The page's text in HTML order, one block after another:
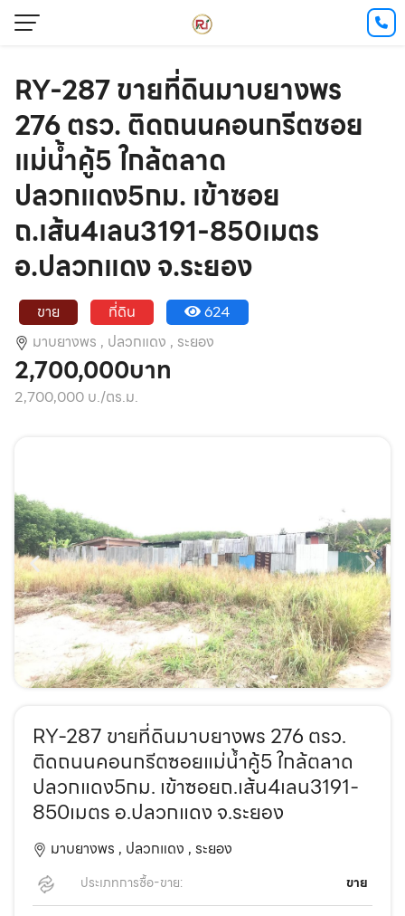
RY-287 ขายที่ดินมาบยางพร
276 ตรว. ติดถนนคอนกรีตซอย
แม่น้ำคู้5 ใกล้ตลาด
ปลวกแดง5กม. เข้าซอย
ถ.เส้น4เลน3191-850เมตร
อ.ปลวกแดง จ.ระยอง
ขาย ที่ดิน
624
มาบยางพร , ปลวกแดง , ระยอง
2,700,000บาท
2,700,000 บ./ตร.ม.
RY-287 ขายที่ดินมาบยางพร 276 ตรว.
ติดถนนคอนกรีตซอยแม่น้ำคู้5 ใกล้ตลาด
ปลวกแดง5กม. เข้าซอยถ.เส้น4เลน3191-
850เมตร อ.ปลวกแดง จ.ระยอง
มาบยางพร , ปลวกแดง , ระยอง
ประเภทการซื้อ-ขาย: ขาย